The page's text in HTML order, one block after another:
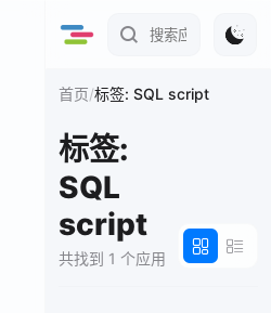
首页/标签: SQL script
标签:
SQL
script
共找到 1 个应用